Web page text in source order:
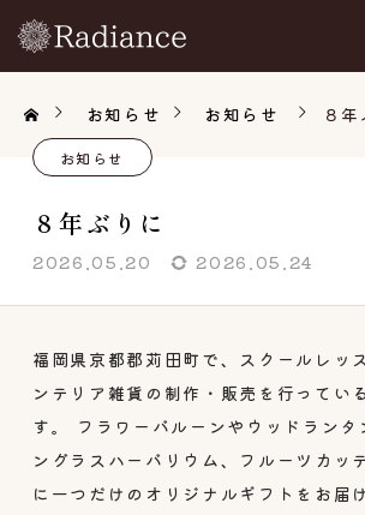
お知らせ お知らせ ８
お知らせ
８年ぶりに
2026.05.20 2026.05.24
福岡県京都郡苅田町で、スクールレッ
ンテリア雑貨の制作・販売を行って
す。 フラワーバルーンやウッドランタ
ングラスハーバリウム、フルーツカッ
に一つだけのオリジナルギフトをお届